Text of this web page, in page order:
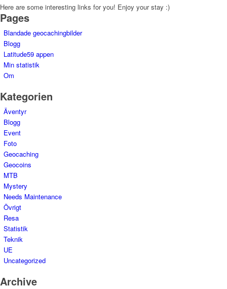
Here are some interesting links for you! Enjoy your stay :)
Pages
Blandade geocachingbilder
Blogg
Latitude59 appen
Min statistik
Om
Kategorien
Äventyr
Blogg
Event
Foto
Geocaching
Geocoins
MTB
Mystery
Needs Maintenance
Övrigt
Resa
Statistik
Teknik
UE
Uncategorized
Archive